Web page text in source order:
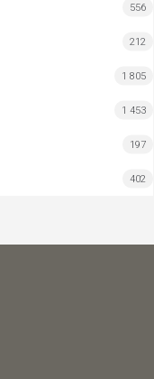
556
212
1 805
1 453
197
402